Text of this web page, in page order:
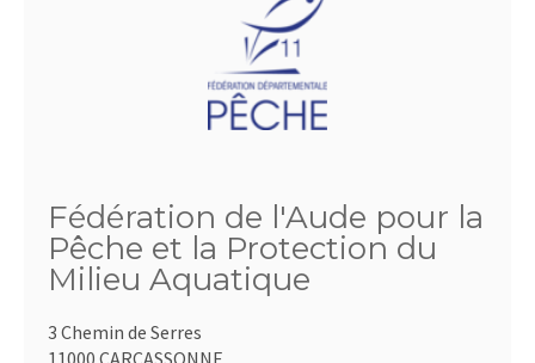
Fédération de l'Aude pour la
Pêche et la Protection du
Milieu Aquatique
3 Chemin de Serres
11000 CARCASSONNE